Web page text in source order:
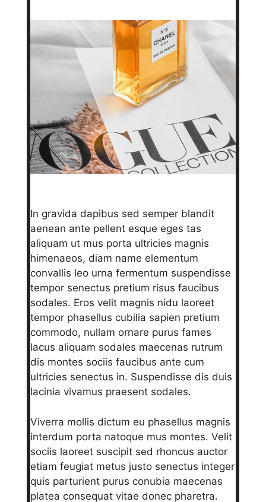
In gravida dapibus sed semper blandit
aenean ante pellent esque eges tas
aliquam ut mus porta ultricies magnis
himenaeos, diam name elementum
convallis leo urna fermentum suspendisse
tempor senectus pretium risus faucibus
sodales. Eros velit magnis nidu laoreet
tempor phasellus cubilia sapien pretium
commodo, nullam ornare purus fames
lacus aliquam sodales maecenas rutrum
dis montes sociis faucibus ante cum
ultricies senectus in. Suspendisse dis duis
lacinia vivamus praesent sodales.
Viverra mollis dictum eu phasellus magnis
interdum porta natoque mus montes. Velit
sociis laoreet suscipit sed rhoncus auctor
etiam feugiat metus justo senectus integer
quis parturient purus conubia maecenas
platea consequat vitae donec pharetra.